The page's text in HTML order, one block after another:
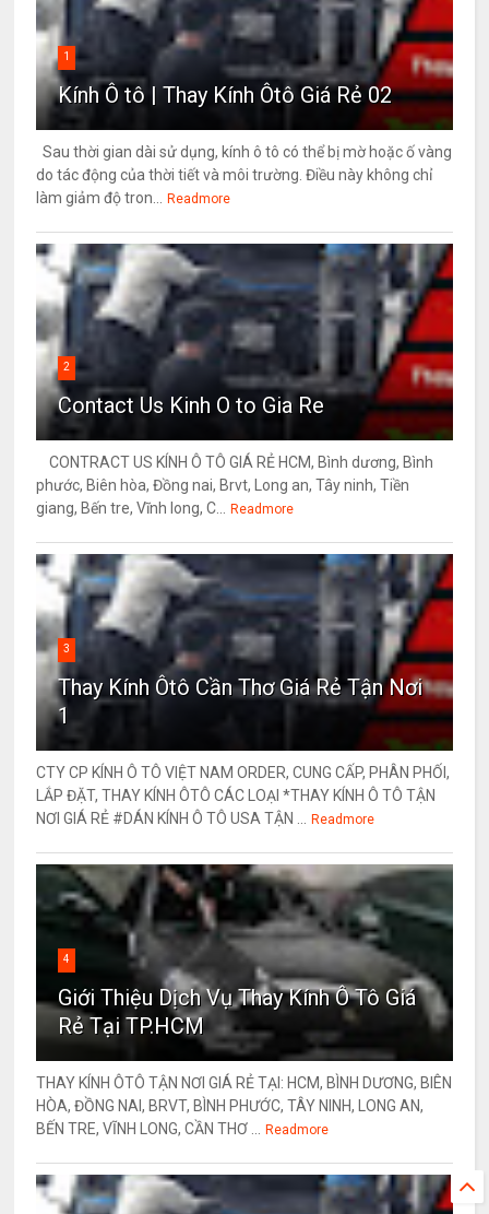
1
Kính Ô tô | Thay Kính Ôtô Giá Rẻ 02
Sau thời gian dài sử dụng, kính ô tô có thể bị mờ hoặc ố vàng
do tác động của thời tiết và môi trường. Điều này không chỉ
làm giảm độ tron...
Readmore
2
Contact Us Kinh O to Gia Re
CONTRACT US KÍNH Ô TÔ GIÁ RẺ HCM, Bình dương, Bình
phước, Biên hòa, Đồng nai, Brvt, Long an, Tây ninh, Tiền
giang, Bến tre, Vĩnh long, C...
Readmore
3
Thay Kính Ôtô Cần Thơ Giá Rẻ Tận Nơi
1
CTY CP KÍNH Ô TÔ VIỆT NAM ORDER, CUNG CẤP, PHÂN PHỐI,
LẮP ĐẶT, THAY KÍNH ÔTÔ CÁC LOẠI *THAY KÍNH Ô TÔ TẬN
NƠI GIÁ RẺ #DÁN KÍNH Ô TÔ USA TẬN ...
Readmore
4
Giới Thiệu Dịch Vụ Thay Kính Ô Tô Giá
Rẻ Tại TP.HCM
THAY KÍNH ÔTÔ TẬN NƠI GIÁ RẺ TẠI: HCM, BÌNH DƯƠNG, BIÊN
HÒA, ĐỒNG NAI, BRVT, BÌNH PHƯỚC, TÂY NINH, LONG AN,
BẾN TRE, VĨNH LONG, CẦN THƠ ...
Readmore